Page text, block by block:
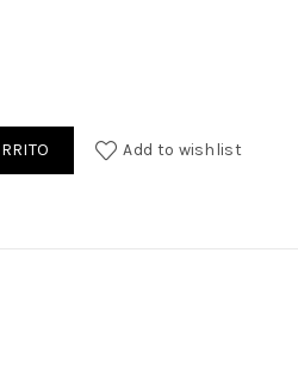
Add to wishlist